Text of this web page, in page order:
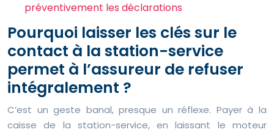
préventivement les déclarations
Pourquoi laisser les clés sur le
contact à la station-service
permet à l’assureur de refuser
intégralement ?
C’est un geste banal, presque un réflexe. Payer à la
caisse de la station-service, en laissant le moteur